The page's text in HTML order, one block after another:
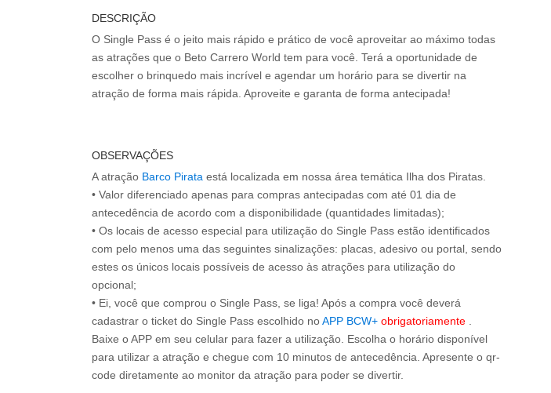
DESCRIÇÃO
O Single Pass é o jeito mais rápido e prático de você aproveitar ao máximo todas
as atrações que o Beto Carrero World tem para você. Terá a oportunidade de
escolher o brinquedo mais incrível e agendar um horário para se divertir na
atração de forma mais rápida. Aproveite e garanta de forma antecipada!
OBSERVAÇÕES
A atração Barco Pirata está localizada em nossa área temática Ilha dos Piratas.
• Valor diferenciado apenas para compras antecipadas com até 01 dia de
antecedência de acordo com a disponibilidade (quantidades limitadas);
• Os locais de acesso especial para utilização do Single Pass estão identificados
com pelo menos uma das seguintes sinalizações: placas, adesivo ou portal, sendo
estes os únicos locais possíveis de acesso às atrações para utilização do
opcional;
• Ei, você que comprou o Single Pass, se liga! Após a compra você deverá
cadastrar o ticket do Single Pass escolhido noAPP BCW+ obrigatoriamente
Baixe o APP em seu celular para fazer a utilização. Escolha o horário disponível
para utilizar a atração e chegue com 10 minutos de antecedência. Apresente o qr-
code diretamente ao monitor da atração para poder se divertir.